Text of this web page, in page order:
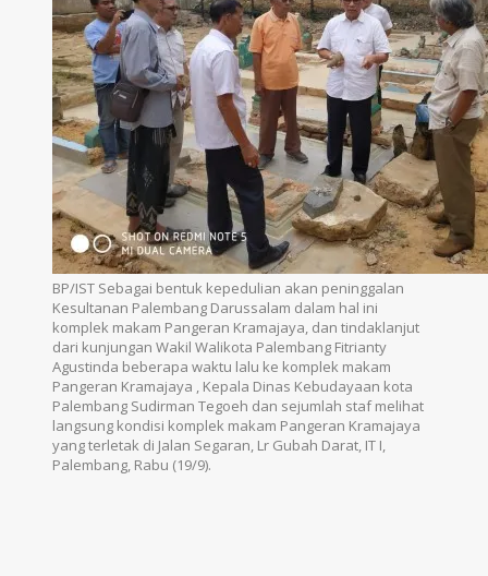
BP/IST Sebagai bentuk kepedulian akan peninggalan
Kesultanan Palembang Darussalam dalam hal ini
komplek makam Pangeran Kramajaya, dan tindaklanjut
dari kunjungan Wakil Walikota Palembang Fitrianty
Agustinda beberapa waktu lalu ke komplek makam
Pangeran Kramajaya , Kepala Dinas Kebudayaan kota
Palembang Sudirman Tegoeh dan sejumlah staf melihat
langsung kondisi komplek makam Pangeran Kramajaya
yang terletak di Jalan Segaran, Lr Gubah Darat, IT I,
Palembang, Rabu (19/9).